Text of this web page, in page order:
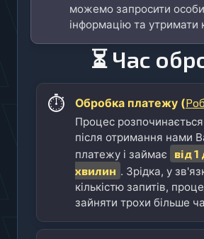
можемо запросити
інформацію та утримати
⏳ Час
⏱️ Обробка платежу (
Процес
після отримання нами
платежу і займає
від
хвилин . Зрідка, у
кількістю запитів,
зайняти трохи більше